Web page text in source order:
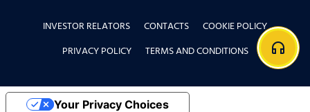
INVESTOR RELATORS CONTACTS
COOKIE POLICY
PRIVACY POLICY
TERMS AND CONDITIONS headphones
Your Privacy Choices